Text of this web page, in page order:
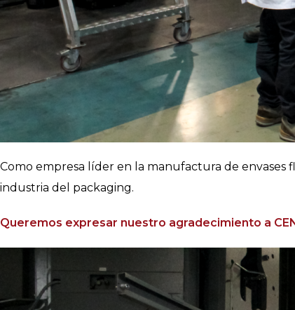
Como empresa líder en la manufactura de envases
industria del packaging.
Queremos expresar nuestro agradecimiento a